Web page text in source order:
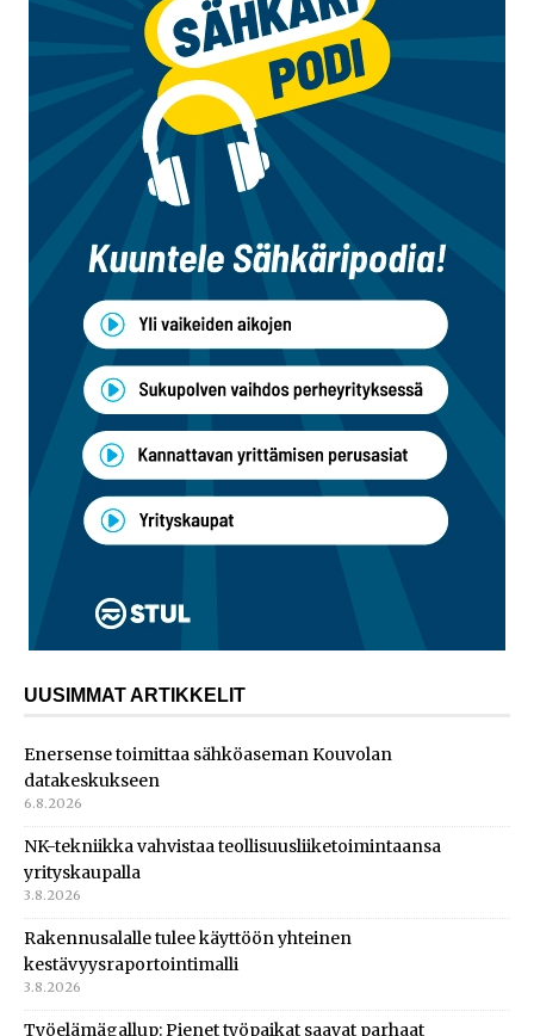
UUSIMMAT ARTIKKELIT
Enersense toimittaa sähköaseman Kouvolan
datakeskukseen
6.8.2026
NK-tekniikka vahvistaa teollisuusliiketoimintaansa
yrityskaupalla
3.8.2026
Rakennusalalle tulee käyttöön yhteinen
kestävyysraportointimalli
3.8.2026
Työelämägallup: Pienet työpaikat saavat parhaat